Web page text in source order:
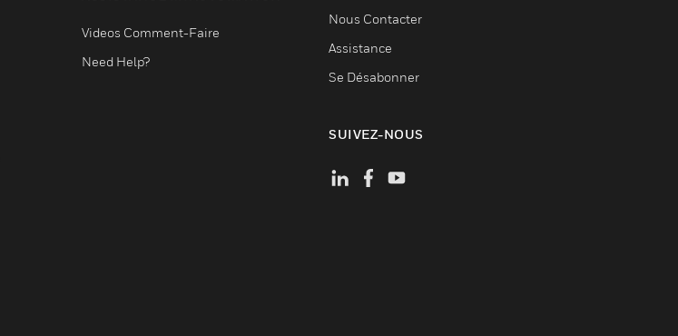
Videos Comment-Faire
Need Help?
Nous Contacter
Assistance
Se Désabonner
SUIVEZ-NOUS